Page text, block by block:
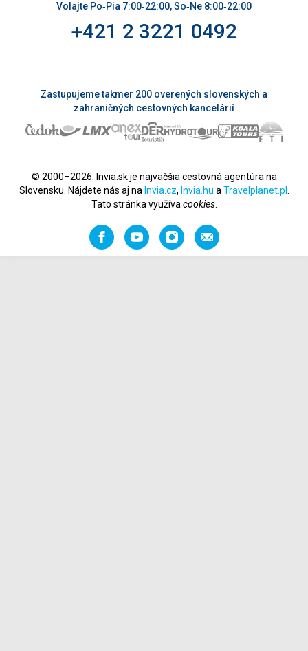
Volajte Po‑Pia 7:00‑22:00, So‑Ne 8:00‑22:00
+421 2 3221 0492
Zastupujeme takmer 200 overených slovenských a
zahraničných cestovných kancelárií
© 2000–2026. Invia.sk je najväčšia cestovná agentúra na
Slovensku. Nájdete nás aj na Invia.cz, Invia.hu a Travelplanet.pl
Tato stránka využíva cookies.
FacebookYouTubeInstagramOdporučiť